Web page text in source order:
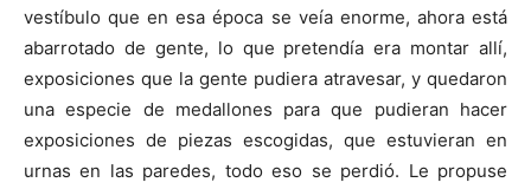
vestíbulo que en esa época se veía enorme, ahora está
abarrotado de gente, lo que pretendía era montar allí,
exposiciones que la gente pudiera atravesar, y quedaron
una especie de medallones para que pudieran hacer
exposiciones de piezas escogidas, que estuvieran en
urnas en las paredes, todo eso se perdió. Le propuse